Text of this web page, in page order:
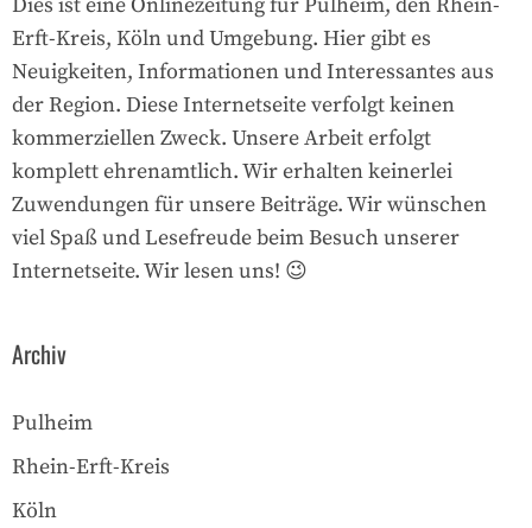
Erft-Kreis, Köln und Umgebung. Hier gibt es
Neuigkeiten, Informationen und Interessantes aus
der Region. Diese Internetseite verfolgt keinen
kommerziellen Zweck. Unsere Arbeit erfolgt
komplett ehrenamtlich. Wir erhalten keinerlei
Zuwendungen für unsere Beiträge. Wir wünschen
viel Spaß und Lesefreude beim Besuch unserer
Internetseite. Wir lesen uns! 😉
Archiv
Pulheim
Rhein-Erft-Kreis
Köln